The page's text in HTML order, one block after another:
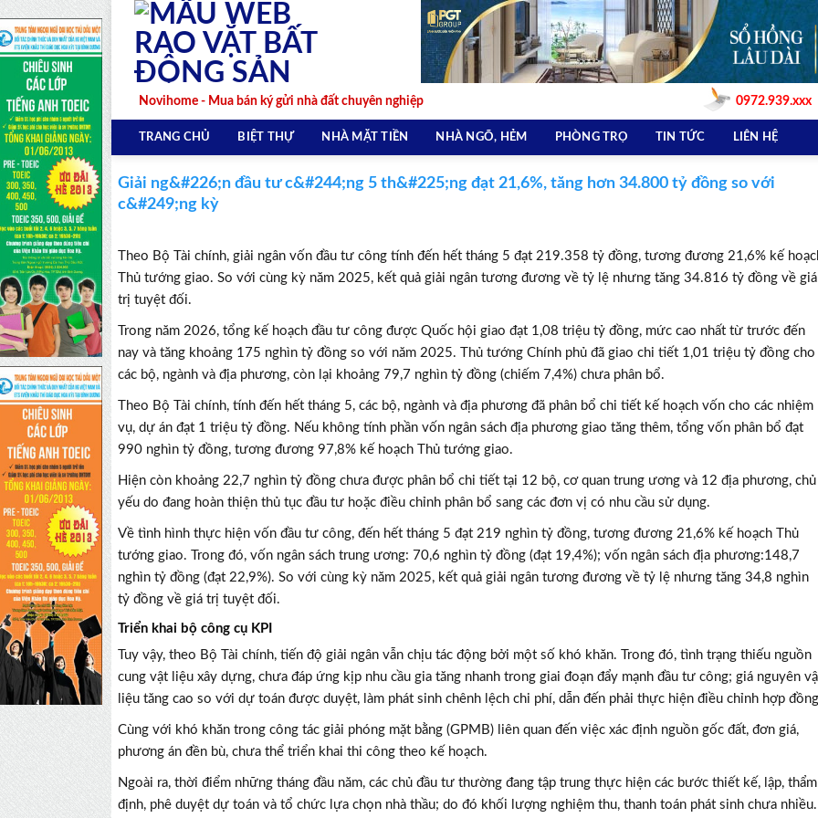
Skip
content
Novihome - Mua bán ký gửi nhà đất chuyên nghiệp 0972.939.xxx
TRANG CHỦ BIỆT THỰ NHÀ MẶT TIỀN NHÀ NGÕ, HẺM PHÒNG TRỌ TIN TỨC LIÊN HỆ
Giải ng&#226;n đầu tư c&#244;ng 5 th&#225;ng đạt 21,6%, tăng hơn 34.800 tỷ đồng so với
c&#249;ng kỳ
Theo Bộ Tài chính, giải ngân vốn đầu tư công tính đến hết tháng 5 đạt 219.358 tỷ đồng, tương đương 21,6% kế
Thủ tướng giao. So với cùng kỳ năm 2025, kết quả giải ngân tương đương về tỷ lệ nhưng tăng 34.816 tỷ đồng về giá
trị tuyệt đối.
Trong năm 2026, tổng kế hoạch đầu tư công được Quốc hội giao đạt 1,08 triệu tỷ đồng, mức cao nhất từ trước đến
nay và tăng khoảng 175 nghìn tỷ đồng so với năm 2025. Thủ tướng Chính phủ đã giao chi tiết 1,01 triệu tỷ đồng cho
các bộ, ngành và địa phương, còn lại khoảng 79,7 nghìn tỷ đồng (chiếm 7,4%) chưa phân bổ.
Theo Bộ Tài chính, tính đến hết tháng 5, các bộ, ngành và địa phương đã phân bổ chi tiết kế hoạch vốn cho các nhiệm
vụ, dự án đạt 1 triệu tỷ đồng. Nếu không tính phần vốn ngân sách địa phương giao tăng thêm, tổng vốn phân bổ đạt
990 nghìn tỷ đồng, tương đương 97,8% kế hoạch Thủ tướng giao.
Hiện còn khoảng 22,7 nghìn tỷ đồng chưa được phân bổ chi tiết tại 12 bộ, cơ quan trung ương và 12 địa phương, chủ
yếu do đang hoàn thiện thủ tục đầu tư hoặc điều chỉnh phân bổ sang các đơn vị có nhu cầu sử dụng.
Về tình hình thực hiện vốn đầu tư công, đến hết tháng 5 đạt 219 nghìn tỷ đồng, tương đương 21,6% kế hoạch Thủ
tướng giao. Trong đó, vốn ngân sách trung ương: 70,6 nghìn tỷ đồng (đạt 19,4%); vốn ngân sách địa phương:148,7
nghìn tỷ đồng (đạt 22,9%). So với cùng kỳ năm 2025, kết quả giải ngân tương đương về tỷ lệ nhưng tăng 34,8 nghìn
tỷ đồng về giá trị tuyệt đối.
Triển khai bộ công cụ KPI
Tuy vậy, theo Bộ Tài chính, tiến độ giải ngân vẫn chịu tác động bởi một số khó khăn. Trong đó, tình trạng thiếu nguồn
cung vật liệu xây dựng, chưa đáp ứng kịp nhu cầu gia tăng nhanh trong giai đoạn đẩy mạnh đầu tư công; giá nguyên
liệu tăng cao so với dự toán được duyệt, làm phát sinh chênh lệch chi phí, dẫn đến phải thực hiện điều chỉnh hợp
Cùng với khó khăn trong công tác giải phóng mặt bằng (GPMB) liên quan đến việc xác định nguồn gốc đất, đơn giá,
phương án đền bù, chưa thể triển khai thi công theo kế hoạch.
Ngoài ra, thời điểm những tháng đầu năm, các chủ đầu tư thường đang tập trung thực hiện các bước thiết kế, lập, thẩm
định, phê duyệt dự toán và tổ chức lựa chọn nhà thầu; do đó khối lượng nghiệm thu, thanh toán phát sinh chưa nhiều.